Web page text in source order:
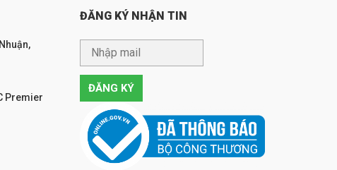
Premier
ĐĂNG KÝ NHẬN TIN